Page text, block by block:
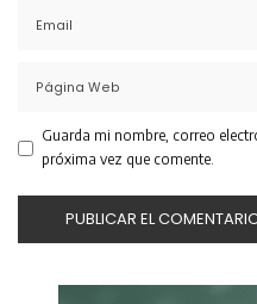
Guarda mi nombre, correo
próxima vez que comente.